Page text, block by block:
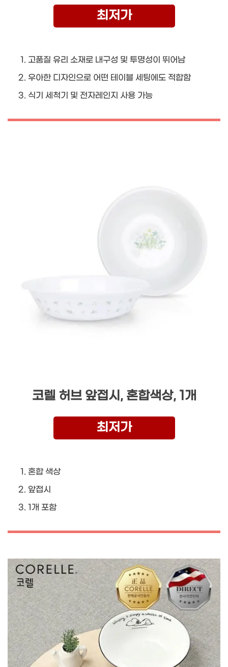
최저가
고품질 유리 소재로 내구성 및 투명성이 뛰어남
우아한 디자인으로 어떤 테이블 세팅에도 적합함
식기 세척기 및 전자레인지 사용 가능
코렐 허브 앞접시, 혼합색상, 1개
최저가
혼합 색상
앞접시
1개 포함